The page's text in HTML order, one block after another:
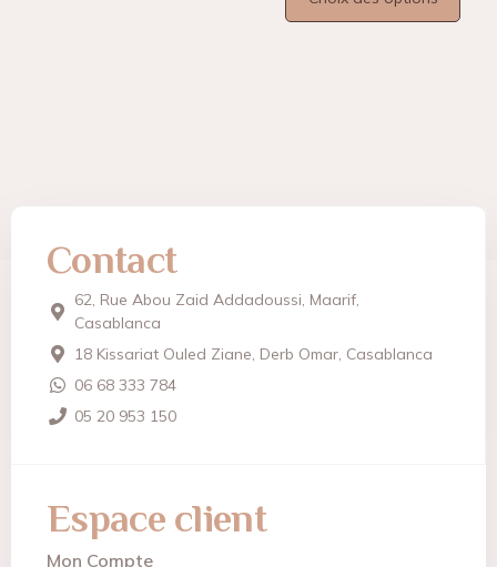
Contact
62, Rue Abou Zaid Addadoussi, Maarif,
Casablanca
18 Kissariat Ouled Ziane, Derb Omar, Casablanca
06 68 333 784
05 20 953 150
Espace client
Mon Compte